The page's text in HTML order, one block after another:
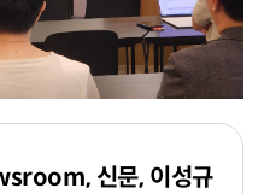
신문, 이성규